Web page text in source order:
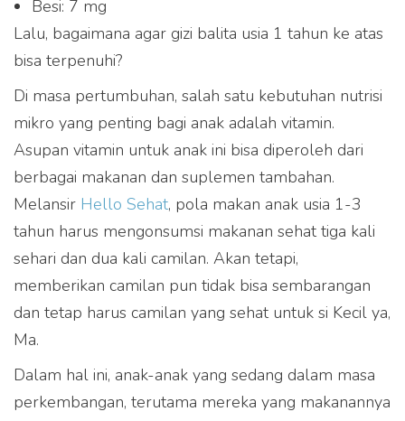
Besi: 7 mg
Lalu, bagaimana agar gizi balita usia 1 tahun ke atas
bisa terpenuhi?
Di masa pertumbuhan, salah satu kebutuhan nutrisi
mikro yang penting bagi anak adalah vitamin.
Asupan vitamin untuk anak ini bisa diperoleh dari
berbagai makanan dan suplemen tambahan.
Melansir Hello Sehat, pola makan anak usia 1-3
tahun harus mengonsumsi makanan sehat tiga kali
sehari dan dua kali camilan. Akan tetapi,
memberikan camilan pun tidak bisa sembarangan
dan tetap harus camilan yang sehat untuk si Kecil ya,
Ma.
Dalam hal ini, anak-anak yang sedang dalam masa
perkembangan, terutama mereka yang makanannya